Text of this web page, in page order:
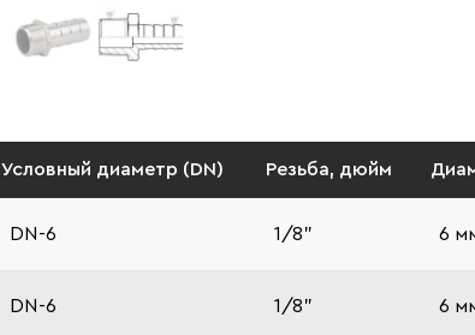
Условный диаметр (DN) Резьба, дюйм
DN-6 1/8" 6
DN-6 1/8" 6